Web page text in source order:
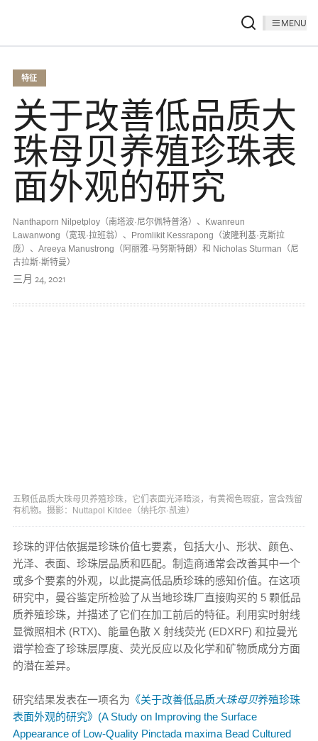
MENU
特征
关于改善低品质大
珠母贝养殖珍珠表
面外观的研究
Nanthaporn Nilpetploy（南塔波·尼尔佩特普洛）、Kwanreun
Lawanwong（宽现·拉班翁）、Promlikit Kessrapong（波隆利基·克斯拉
庞）、Areeya Manustrong（阿丽雅·马努斯特朗）和 Nicholas Sturman（尼
古拉斯·斯特曼）
三月 24, 2021
五颗低品质大珠母贝养殖珍珠，它们表面光泽暗淡，有黄褐色瑕疵，富含残留
有机物。摄影：Nuttapol Kitdee（纳托尔·凯迪）
珍珠的评估依据是珍珠价值七要素，包括大小、形状、颜色、
光泽、表面、珍珠层品质和匹配。制造商通常会改善其中一个
或多个要素的外观，以此提高低品质珍珠的感知价值。在这项
研究中，曼谷鉴定所检验了从当地珍珠厂直接购买的 5 颗低品
质养殖珍珠，并描述了它们在加工前后的特征。利用实时射线
显微照相术 (RTX)、能量色散 X 射线荧光 (EDXRF) 和拉曼光
谱学检查了珍珠层厚度、荧光反应以及化学和矿物质成分方面
的潜在差异。
研究结果发表在一项名为 《关于改善低品质大珠母贝养殖珍珠
表面外观的研究》(A Study on Improving the Surface
Appearance of Low-Quality Pinctada maxima Bead Cultured